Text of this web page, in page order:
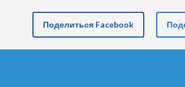
Поделиться Facebook